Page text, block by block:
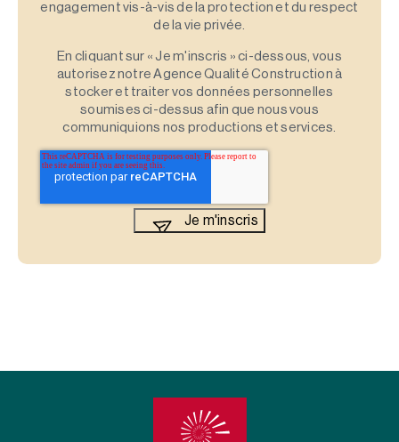
engagement vis-à-vis de la protection et du respect
de la vie privée.
En cliquant sur « Je m'inscris » ci-dessous, vous
autorisez notre Agence Qualité Construction à
stocker et traiter vos données personnelles
soumises ci-dessus afin que nous vous
communiquions nos productions et services.